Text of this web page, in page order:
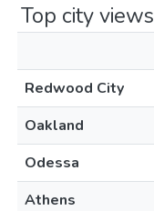
Top city views
Redwood City
Oakland
Odessa
Athens